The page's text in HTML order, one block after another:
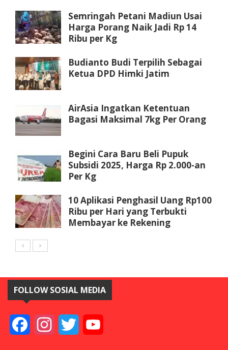
Semringah Petani Madiun Usai
Harga Porang Naik Jadi Rp 14
Ribu per Kg
Budianto Budi Terpilih Sebagai
Ketua DPD Himki Jatim
AirAsia Ingatkan Ketentuan
Bagasi Maksimal 7kg Per Orang
Begini Cara Baru Beli Pupuk
Subsidi 2025, Harga Rp 2.000-an
Per Kg
10 Aplikasi Penghasil Uang Rp100
Ribu per Hari yang Terbukti
Membayar ke Rekening
FOLLOW SOSIAL MEDIA
FacebookInstagramTwitter